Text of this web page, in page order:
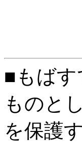
■もばす
ものと
を保護